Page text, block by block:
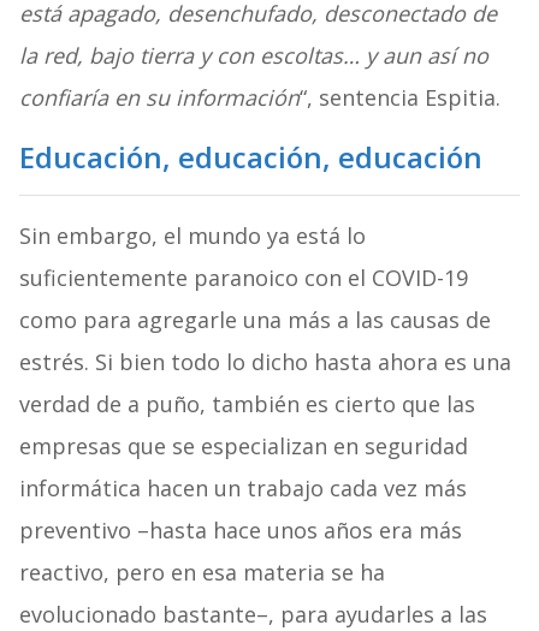
está apagado, desenchufado, desconectado de
la red, bajo tierra y con escoltas… y aun así no
confiaría en su información“, sentencia Espitia.
Educación, educación, educación
Sin embargo, el mundo ya está lo
suficientemente paranoico con el COVID-19
como para agregarle una más a las causas de
estrés. Si bien todo lo dicho hasta ahora es una
verdad de a puño, también es cierto que las
empresas que se especializan en seguridad
informática hacen un trabajo cada vez más
preventivo –hasta hace unos años era más
reactivo, pero en esa materia se ha
evolucionado bastante–, para ayudarles a las